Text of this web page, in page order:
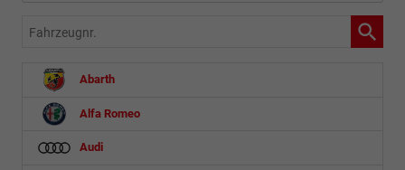
Fahrzeugnr.
Abarth
Alfa Romeo
Audi